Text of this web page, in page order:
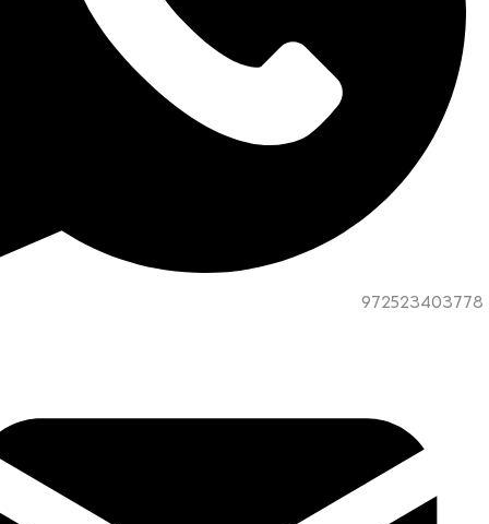
972523403778